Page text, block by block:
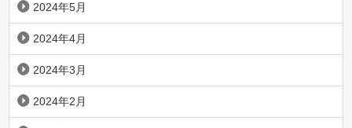
2024年5月
2024年4月
2024年3月
2024年2月